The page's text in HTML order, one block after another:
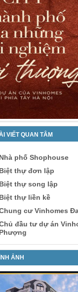
VIẾT QUAN TÂM
phố Shophouse
thự đơn lập
thự song lập
thự liền kề
cư Vinhomes
đầu tư dự án
ẢNH